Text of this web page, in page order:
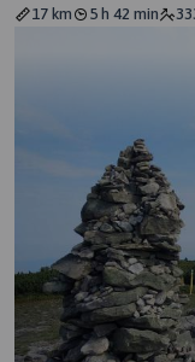
17 km 5 h 42 min